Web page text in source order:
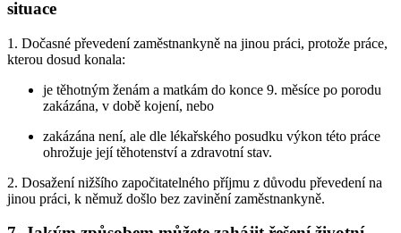
situace
1. Dočasné převedení zaměstnankyně na jinou práci, protože práce,
kterou dosud konala:
je těhotným ženám a matkám do konce 9. měsíce po porodu
zakázána, v době kojení, nebo
zakázána není, ale dle lékařského posudku výkon této práce
ohrožuje její těhotenství a zdravotní stav.
2. Dosažení nižšího započitatelného příjmu z důvodu převedení na
jinou práci, k němuž došlo bez zavinění zaměstnankyně.